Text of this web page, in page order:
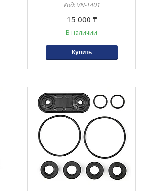
VN-1401
15 000 ₸
В наличии
Купить